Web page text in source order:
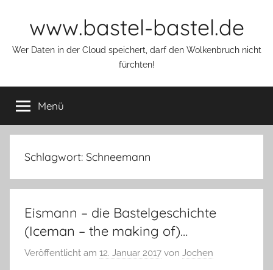
www.bastel-bastel.de
Wer Daten in der Cloud speichert, darf den Wolkenbruch nicht
fürchten!
Menü
Schlagwort: Schneemann
Eismann – die Bastelgeschichte
(Iceman – the making of)…
Veröffentlicht am 12. Januar 2017 von Jochen